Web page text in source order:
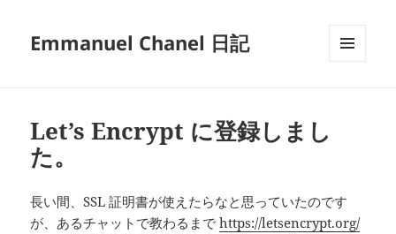
Emmanuel Chanel 日記
Let’s Encrypt に登録しまし
た。
長い間、SSL 証明書が使えたらなと思っていたのです
が、あるチャットで教わるまでhttps://letsencrypt.org/